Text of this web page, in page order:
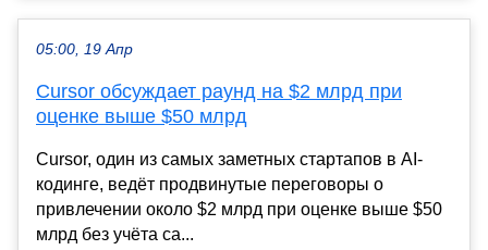
05:00, 19 Апр
Cursor обсуждает раунд на $2 млрд при
оценке выше $50 млрд
Cursor, один из самых заметных стартапов в AI-
кодинге, ведёт продвинутые переговоры о
привлечении около $2 млрд при оценке выше $50
млрд без учёта са...